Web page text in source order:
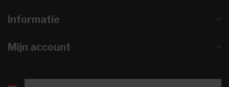
Informatie
Mijn account